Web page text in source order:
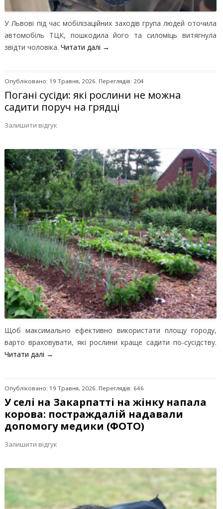
У Львові під час мобілізаційних заходів група людей оточила
автомобіль ТЦК, пошкодила його та силоміць витягнула
звідти чоловіка. Читати далі →
Опубліковано: 19 Травня, 2026. Переглядів: 204
Погані сусіди: які рослини не можна
садити поруч на грядці
Залишити відгук
Щоб максимально ефективно використати площу городу,
варто враховувати, які рослини краще садити по-сусідству.
Читати далі →
Опубліковано: 19 Травня, 2026. Переглядів: 646
У селі на Закарпатті на жінку напала
корова: постраждалій надавали
допомогу медики (ФОТО)
Залишити відгук